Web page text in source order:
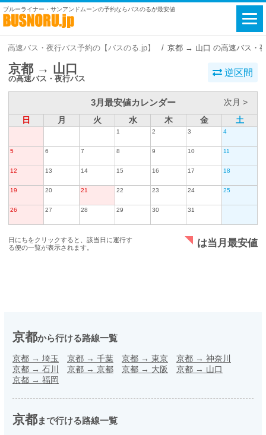
ブルーライナー・サンアンドムーンの予約ならバスのるが最安値
高速バス・夜行バス予約の【バスのる.jp】 京都 → 山口 の高速バス・
京都 → 山口
の高速バス・夜行バス
逆区間
3月最安値カレンダー
次月 >
日
月 火 水 木 金 土
1 2 3 4
5 6 7 8 9 10 11
12 13 14 15 16 17 18
19 20 21 22 23 24 25
26 27 28 29 30 31
日にちをクリックすると、該当日に運行す
る便の一覧が表示されます。
は当月最安値
京都から行ける路線一覧
京都 → 埼玉 京都 → 千葉 京都 → 東京 京都 → 神奈川
京都 → 石川 京都 → 京都 京都 → 大阪 京都 → 山口
京都 → 福岡
京都まで行ける路線一覧